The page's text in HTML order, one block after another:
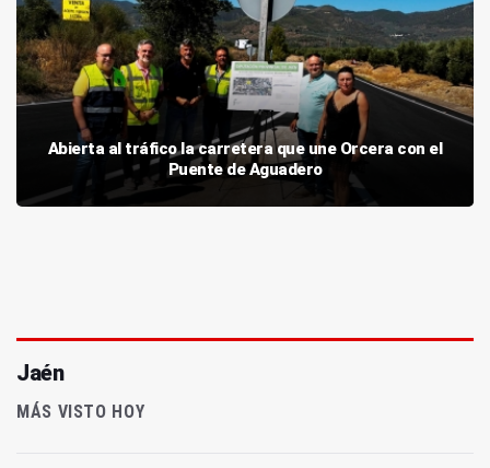
Abierta al tráfico la carretera que une Orcera con el
Puente de Aguadero
Jaén
MÁS VISTO HOY